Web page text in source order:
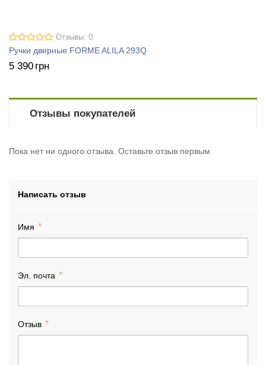
Отзывы: 0
Ручки дверные FORME ALILA 293Q
5 390 грн
Отзывы покупателей
Пока нет ни одного отзыва. Оставьте отзыв первым
Написать отзыв
Имя
Эл. почта
Отзыв